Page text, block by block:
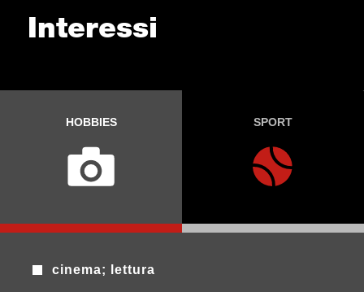
Interessi
HOBBIES SPORT
cinema; lettura